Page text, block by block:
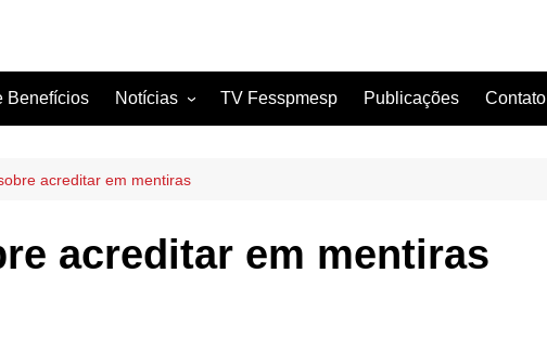
Benefícios Notícias
Artigos
TV Fesspmesp Publicações Contato
acreditar em mentiras
acreditar em mentiras